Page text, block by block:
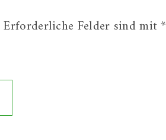
Erforderliche Felder sind mit*